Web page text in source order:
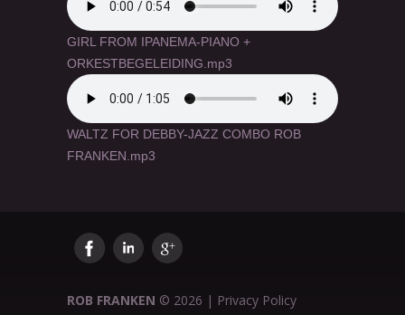
GIRL FROM IPANEMA-PIANO +
ORKESTBEGELEIDING.mp3
WALTZ FOR DEBBY-JAZZ COMBO ROB
FRANKEN.mp3
ROB FRANKEN © 2026 | Privacy Policy